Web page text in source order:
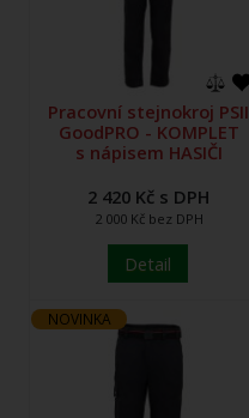
Pracovní stejnokroj PSII
GoodPRO - KOMPLET
s nápisem HASIČI
2 420 Kč s DPH
2 000 Kč bez DPH
Detail
NOVINKA